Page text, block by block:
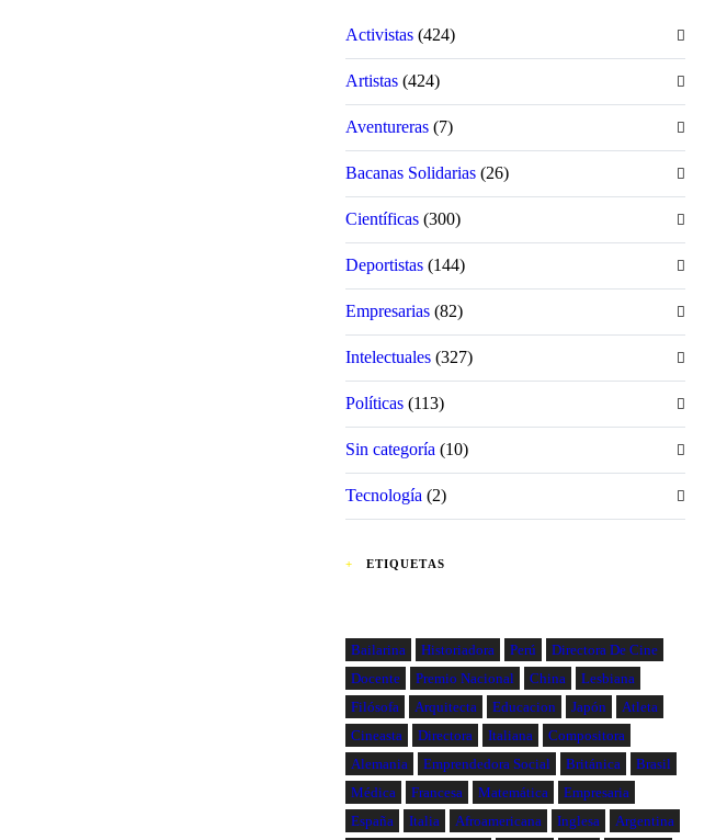
Activistas (424)
Artistas (424)
Aventureras (7)
Bacanas Solidarias (26)
Científicas (300)
Deportistas (144)
Empresarias (82)
Intelectuales (327)
Políticas (113)
Sin categoría (10)
Tecnología (2)
ETIQUETAS
Bailarina Historiadora Perú
Directora De Cine
Docente
Premio Nacional China
Lesbiana
Filósofa
Arquitecta Educacion Japón
Atleta
Cineasta
Directora Italiana
Compositora
Alemania
Emprendedora Social Británica
Brasil
Médica
Francesa Matemática
Empresaria
España
Italia Afroamericana Inglesa Argentina